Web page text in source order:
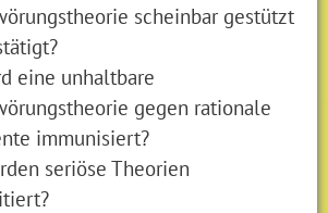
scheinbar gestützt
eine unhaltbare
gegen rationale
immunisiert?
seriöse Theorien